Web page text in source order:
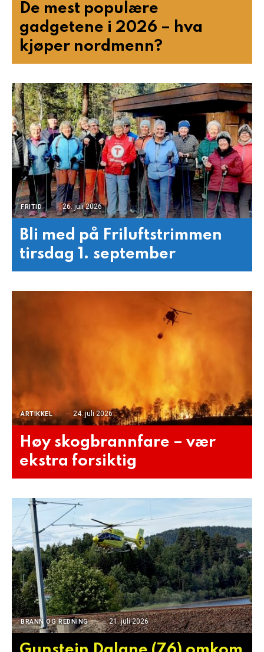
De mest populære
gadgetene i 2026 – hva
kjøper nordmenn?
FRITID 26. juli 2026
Bli med på Friluftstrimmen
tirsdag 1. september
ARTIKKEL 24. juli 2026
Høy skogbrannfare – vær
ekstra forsiktig
BRANN OG REDNING 21. juli 2026